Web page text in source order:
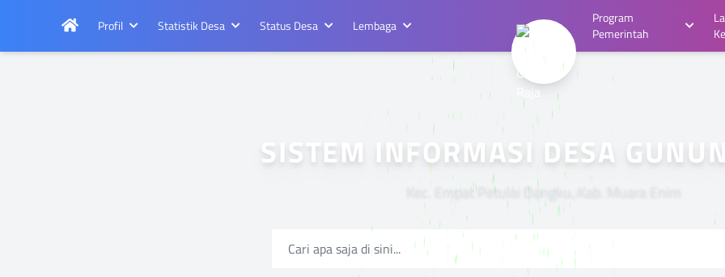
Profil Statistik Desa Status Desa Lembaga
Program
Pemerintah
SISTEM INFORMASI DESA
Kec. Empat Petulai Dangku, Kab. Muara Enim